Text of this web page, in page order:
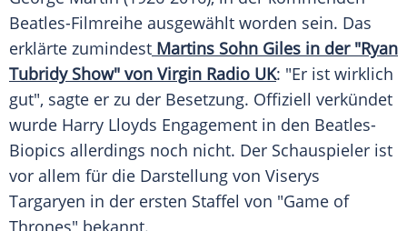
Beatles-Filmreihe ausgewählt worden sein. Das
erklärte zumindest Martins Sohn Giles in der "Ryan
Tubridy Show" von Virgin Radio UK: "Er ist wirklich
gut", sagte er zu der Besetzung. Offiziell verkündet
wurde Harry Lloyds Engagement in den Beatles-
Biopics allerdings noch nicht. Der Schauspieler ist
vor allem für die Darstellung von Viserys
Targaryen in der ersten Staffel von "Game of